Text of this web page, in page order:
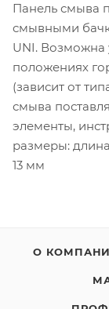
Панель смыва
смывными
UNI. Возможна
положениях
(зависит от
смыва
элементы,
размеры:
13 мм
О